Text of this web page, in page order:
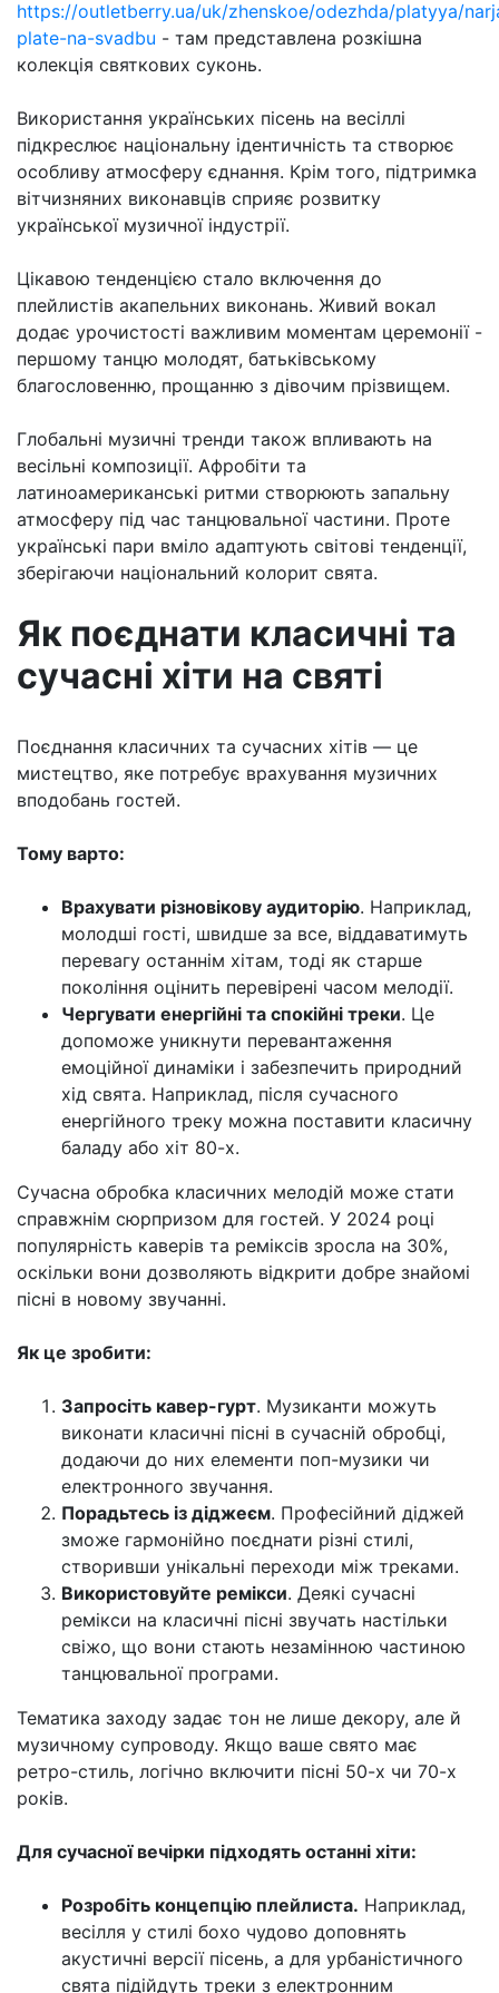
https://outletberry.ua/uk/zhenskoe/odezhda/platyya/
plate-na-svadbu - там представлена розкішна
колекція святкових суконь.
Використання українських пісень на весіллі
підкреслює національну ідентичність та створює
особливу атмосферу єднання. Крім того, підтримка
вітчизняних виконавців сприяє розвитку
української музичної індустрії.
Цікавою тенденцією стало включення до
плейлистів акапельних виконань. Живий вокал
додає урочистості важливим моментам церемонії -
першому танцю молодят, батьківському
благословенню, прощанню з дівочим прізвищем.
Глобальні музичні тренди також впливають на
весільні композиції. Афробіти та
латиноамериканські ритми створюють запальну
атмосферу під час танцювальної частини. Проте
українські пари вміло адаптують світові тенденції,
зберігаючи національний колорит свята.
Як поєднати класичні та
сучасні хіти на святі
Поєднання класичних та сучасних хітів — це
мистецтво, яке потребує врахування музичних
вподобань гостей.
Тому варто:
Врахувати різновікову аудиторію. Наприклад,
молодші гості, швидше за все, віддаватимуть
перевагу останнім хітам, тоді як старше
покоління оцінить перевірені часом мелодії.
Чергувати енергійні та спокійні треки. Це
допоможе уникнути перевантаження
емоційної динаміки і забезпечить природний
хід свята. Наприклад, після сучасного
енергійного треку можна поставити класичну
баладу або хіт 80-х.
Сучасна обробка класичних мелодій може стати
справжнім сюрпризом для гостей. У 2024 році
популярність каверів та реміксів зросла на 30%,
оскільки вони дозволяють відкрити добре знайомі
пісні в новому звучанні.
Як це зробити:
Запросіть кавер-гурт. Музиканти можуть
виконати класичні пісні в сучасній обробці,
додаючи до них елементи поп-музики чи
електронного звучання.
Порадьтесь із діджеєм. Професійний діджей
зможе гармонійно поєднати різні стилі,
створивши унікальні переходи між треками.
Використовуйте ремікси. Деякі сучасні
ремікси на класичні пісні звучать настільки
свіжо, що вони стають незамінною частиною
танцювальної програми.
Тематика заходу задає тон не лише декору, але й
музичному супроводу. Якщо ваше свято має
ретро-стиль, логічно включити пісні 50-х чи 70-х
років.
Для сучасної вечірки підходять останні хіти:
Розробіть концепцію плейлиста. Наприклад,
весілля у стилі бохо чудово доповнять
акустичні версії пісень, а для урбаністичного
свята підійдуть треки з електронним